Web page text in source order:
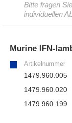
– Kostenlose
Diaclone
Bitte fragen
individuellen
Murine IFN-
Artikelnummer
1479.960.005
1479.960.020
1479.960.199